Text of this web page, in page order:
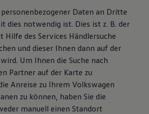
Daten an Dritte
dies notwendig ist. Dies ist z. B. der
Hilfe des Services Händlersuche
und dieser Ihnen dann auf der
Um Ihnen die Suche nach
Partner auf der Karte zu
Anreise zu Ihrem Volkswagen
zu können, haben Sie die
manuell einen Standort